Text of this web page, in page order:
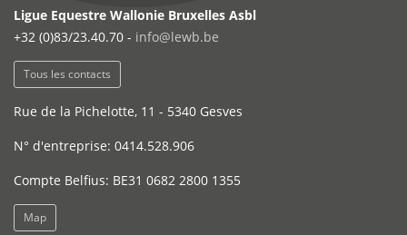
Ligue Equestre Wallonie Bruxelles Asbl
+32 (0)83/23.40.70 - info@lewb.be
Tous les contacts
Rue de la Pichelotte, 11 - 5340 Gesves
N° d'entreprise: 0414.528.906
Compte Belfius: BE31 0682 2800 1355
Map